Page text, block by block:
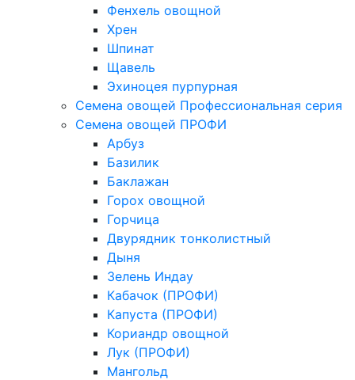
Фенхель овощной
Хрен
Шпинат
Щавель
Эхиноцея пурпурная
Семена овощей Профессиональная серия
Семена овощей ПРОФИ
Арбуз
Базилик
Баклажан
Горох овощной
Горчица
Двурядник тонколистный
Дыня
Зелень Индау
Кабачок (ПРОФИ)
Капуста (ПРОФИ)
Кориандр овощной
Лук (ПРОФИ)
Мангольд